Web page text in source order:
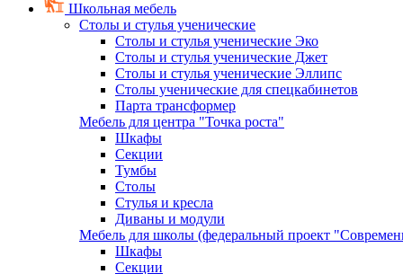
Школьная мебель
Столы и стулья ученические
Столы и стулья ученические Эко
Столы и стулья ученические Джет
Столы и стулья ученические Эллипс
Столы ученические для спецкабинетов
Парта трансформер
Мебель для центра "Точка роста"
Шкафы
Секции
Тумбы
Столы
Стулья и кресла
Диваны и модули
Мебель для школы (федеральный проект
Шкафы
Секции